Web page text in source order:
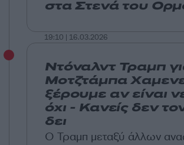
στα Στενά του
19:10 | 16.03.2026
Ντόναλντ Τραμπ
Μοτζτάμπα
ξέρουμε αν είναι
όχι - Κανείς δεν
δει
Ο Τραμπ μεταξύ άλλων